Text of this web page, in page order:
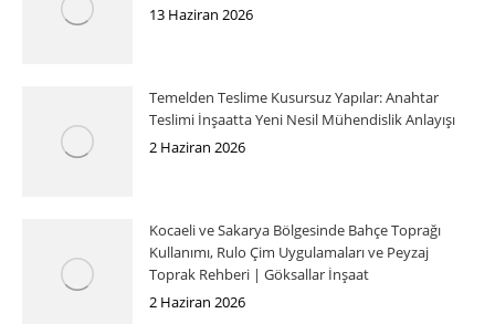
13 Haziran 2026
Temelden Teslime Kusursuz Yapılar: Anahtar
Teslimi İnşaatta Yeni Nesil Mühendislik Anlayışı
2 Haziran 2026
Kocaeli ve Sakarya Bölgesinde Bahçe Toprağı
Kullanımı, Rulo Çim Uygulamaları ve Peyzaj
Toprak Rehberi | Göksallar İnşaat
2 Haziran 2026